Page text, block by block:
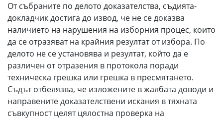
От събраните по делото доказателства, съдията-
докладчик достига до извод, че не се доказва
наличието на нарушения на изборния процес, които
да се отразяват на крайния резултат от избора. По
делото не се установява и резултат, който да е
различен от отразения в протокола поради
техническа грешка или грешка в пресмятането.
Съдът отбелязва, че изложените в жалбата доводи и
направените доказателствени искания в тяхната
съвкупност целят цялостна проверка на